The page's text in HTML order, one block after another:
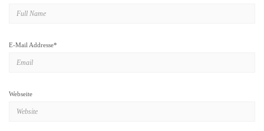
E-Mail Addresse*
Webseite